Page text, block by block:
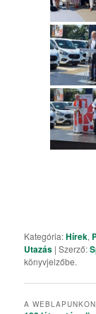
Kategória:Hírek,
Utazás | Szerző:
könyvjelzőbe.
A